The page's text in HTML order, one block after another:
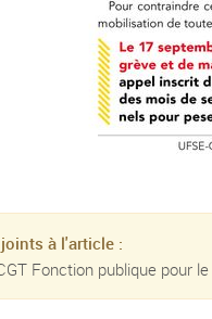
à l'article :
Fonction publique pour